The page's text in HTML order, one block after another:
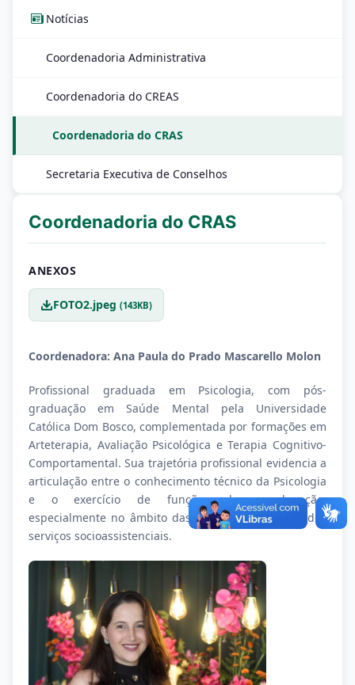
Notícias
Coordenadoria Administrativa
Coordenadoria do CREAS
Coordenadoria do CRAS
Secretaria Executiva de Conselhos
Coordenadoria do CRAS
ANEXOS
FOTO2.jpeg (143KB)
Coordenadora: Ana Paula do Prado Mascarello Molon
Profissional graduada em Psicologia, com pós-
graduação em Saúde Mental pela Universidade
Católica Dom Bosco, complementada por formações em
Arteterapia, Avaliação Psicológica e Terapia Cognitivo-
Comportamental. Sua trajetória profissional evidencia a
articulação entre o conhecimento técnico da Psicologia
e o exercício de funções de coordenação,
especialmente no âmbito das políticas públicas e dos
serviços socioassistenciais.